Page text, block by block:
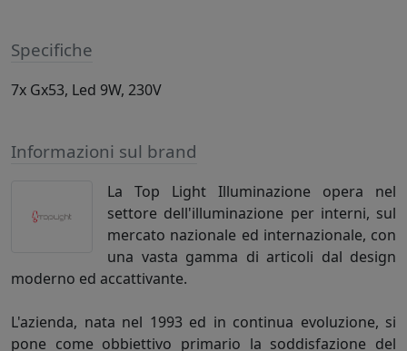
Specifiche
7x Gx53, Led 9W, 230V
Informazioni sul brand
La Top Light Illuminazione opera nel
settore dell'illuminazione per interni, sul
mercato nazionale ed internazionale, con
una vasta gamma di articoli dal design
moderno ed accattivante.
L'azienda, nata nel 1993 ed in continua evoluzione, si
pone come obbiettivo primario la soddisfazione del